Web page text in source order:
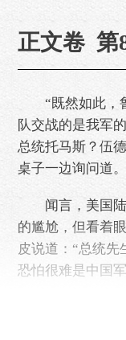
正文卷 第
“既然如此，鲁
队交战的是我军
总统托马斯？伍
桌子一边询问道。
闻言，美国陆
的尴尬，但看着
皮说道：“总统先
恐怕很难是中国